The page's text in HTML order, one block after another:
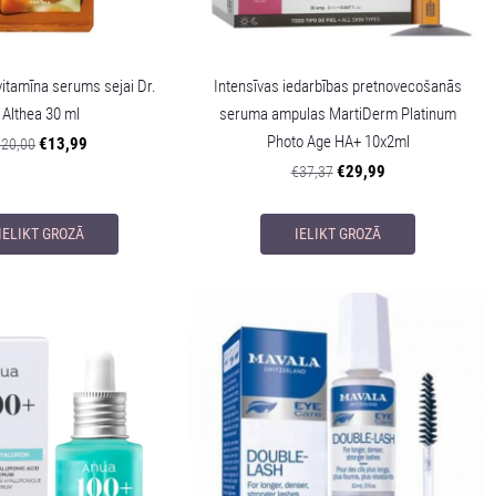
serums sejai Dr.
Althea 30 ml
€13,99
GROZĀ
Intensīvas iedarbības pretnovecošanās
seruma ampulas MartiDerm Platinum
Photo Age HA+ 10x2ml
€37,37 €29,99
IELIKT GROZĀ